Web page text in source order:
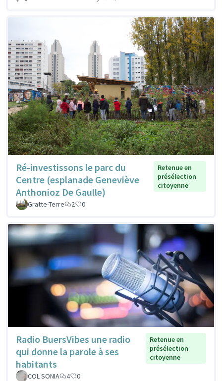
Ré-investissons le parc du
Centre (esplanade Geneviève
Anthonioz De Gaulle)
Retenue en
présélection
citoyenne
Gratte-Terre 2 0
Radio BuersVibes une radio
qui donne la parole à ses
habitants
Retenue en
présélection
citoyenne
COL SONIA 4 0